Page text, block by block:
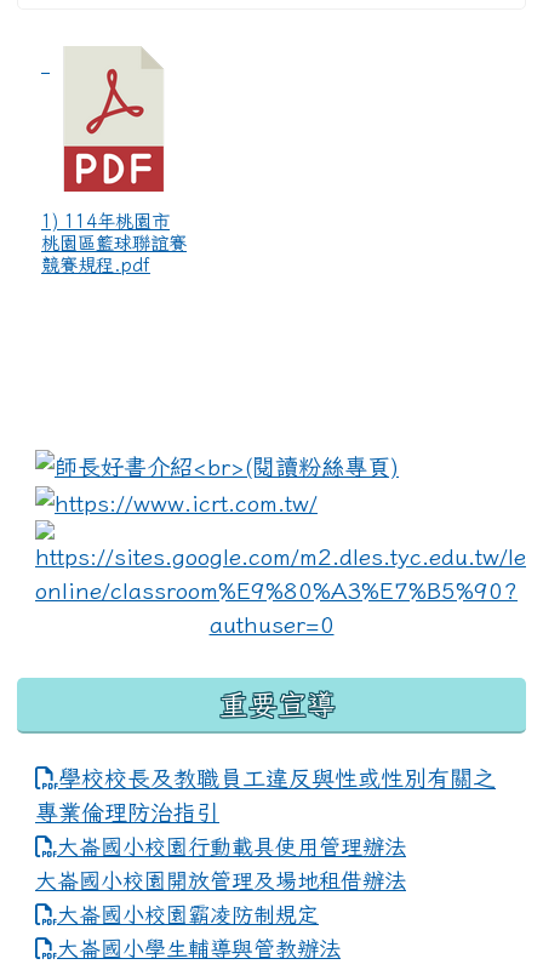
1) 114年桃園市
桃園區籃球聯誼賽
競賽規程.pdf
link to https://
重要宣導
學校校長及教職員工違反與性或性別有關之
專業倫理防治指引
大崙國小校園行動載具使用管理辦法
大崙國小校園開放管理及場地租借辦法
大崙國小校園霸凌防制規定
大崙國小學生輔導與管教辦法